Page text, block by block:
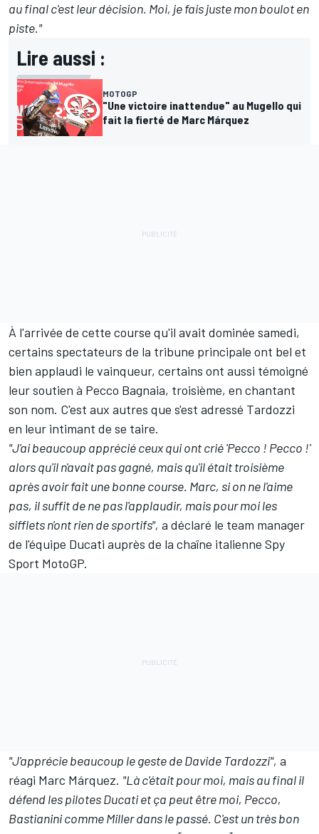
au final c'est leur décision. Moi, je fais juste mon boulot en
piste."
Lire aussi :
MOTOGP
"Une victoire inattendue" au Mugello qui
fait la fierté de Marc Márquez
À l'arrivée de cette course qu'il avait dominée samedi,
certains spectateurs de la tribune principale ont bel et
bien applaudi le vainqueur, certains ont aussi témoigné
leur soutien à Pecco Bagnaia, troisième, en chantant
son nom. C'est aux autres que s'est adressé Tardozzi
en leur intimant de se taire.
"J'ai beaucoup apprécié ceux qui ont crié 'Pecco ! Pecco !'
alors qu'il n'avait pas gagné, mais qu'il était troisième
après avoir fait une bonne course. Marc, si on ne l'aime
pas, il suffit de ne pas l'applaudir, mais pour moi les
sifflets n'ont rien de sportifs", a déclaré le team manager
de l'équipe Ducati auprès de la chaîne italienne Spy
Sport MotoGP.
"J'apprécie beaucoup le geste de Davide Tardozzi", a
réagi Marc Márquez. "Là c'était pour moi, mais au final il
défend les pilotes Ducati et ça peut être moi, Pecco,
Bastianini comme Miller dans le passé. C'est un très bon